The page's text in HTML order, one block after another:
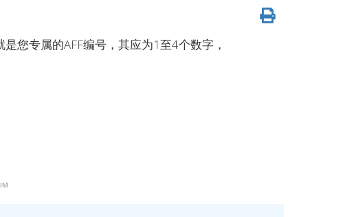
您专属的AFF编号，其应为1至4个数字，